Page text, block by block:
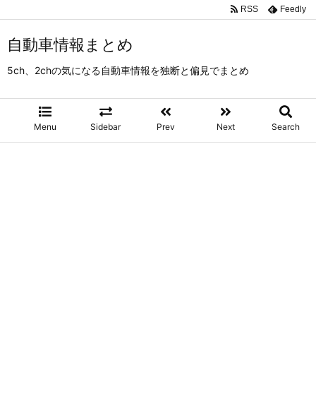
自動車情報まとめ
5ch、2chの気になる自動車情報を独断と偏見でまとめ
Menu Sidebar Prev Next Search
RSS Feedly